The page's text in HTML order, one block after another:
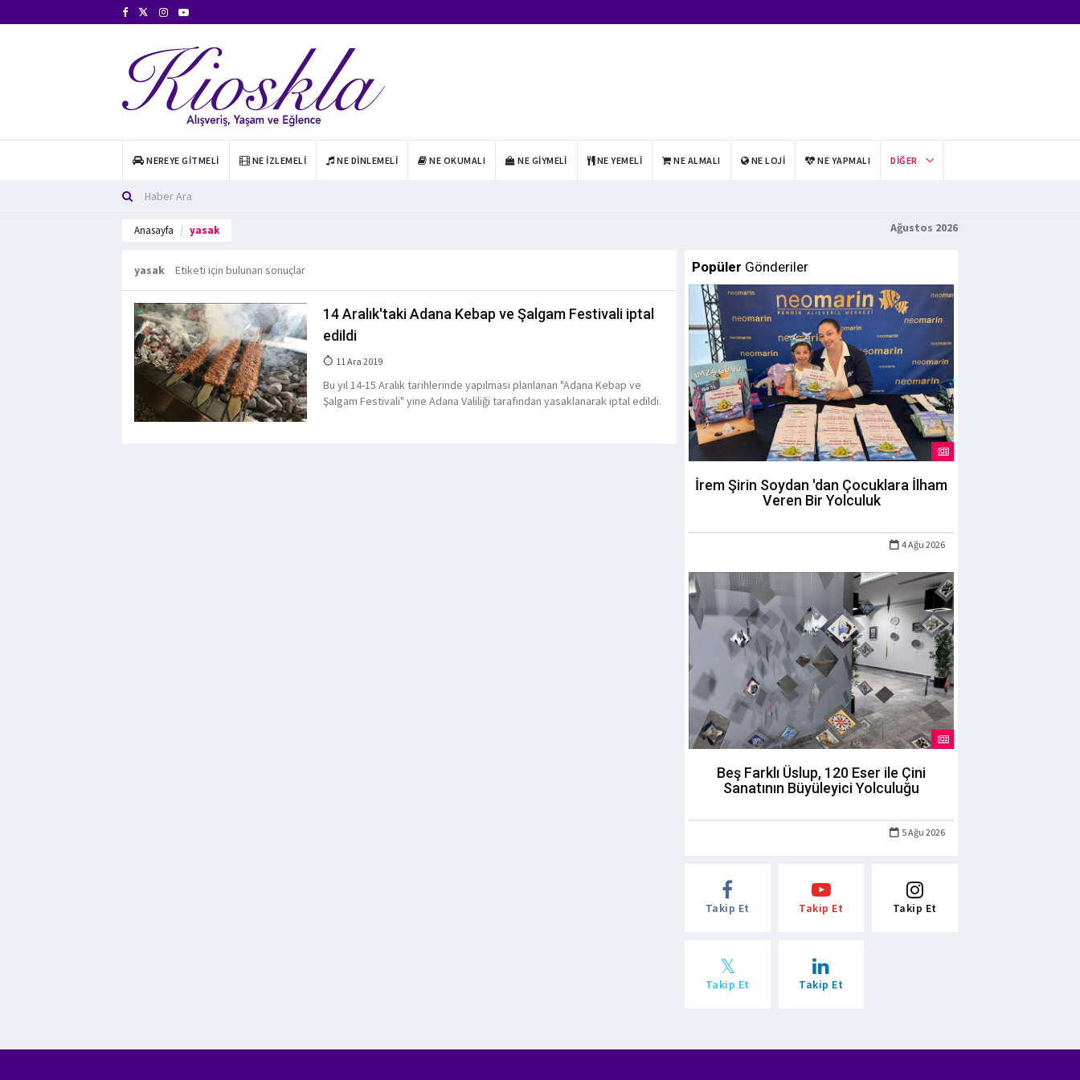
NEREYE GITMELI NE İZLEMELI NE DINLEMELI NE OKUMALI NE GIYMELI NE YEMELI NE ALMALI NE LOJI NE YAPMALI DIĞER
Anasayfa yasak Ağustos 2026
yasak Etiketi için bulunan sonuçlar
14 Aralık'taki Adana Kebap ve Şalgam Festivali iptal
edildi
11 Ara 2019
Bu yıl 14-15 Aralık tarihlerinde yapılması planlanan "Adana Kebap ve
Şalgam Festivali" yine Adana Valiliği tarafından yasaklanarak iptal edildi.
Popüler Gönderiler
İrem Şirin Soydan 'dan Çocuklara İlham
Veren Bir Yolculuk
4 Ağu 2026
Beş Farklı Üslup, 120 Eser ile Çini
Sanatının Büyüleyici Yolculuğu
5 Ağu 2026
Takip Et Takip Et Takip Et
Takip Et Takip Et